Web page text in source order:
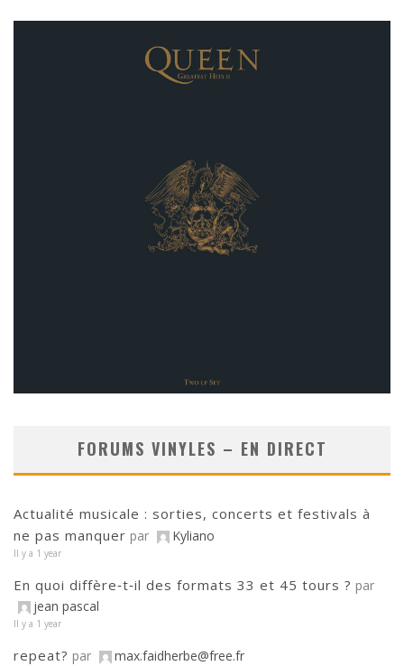
FORUMS VINYLES – EN DIRECT
Actualité musicale : sorties, concerts et festivals à
ne pas manquer par Kyliano
Il y a 1 year
En quoi diffère‑t‑il des formats 33 et 45 tours ? par
jean pascal
Il y a 1 year
repeat? par max.faidherbe@free.fr